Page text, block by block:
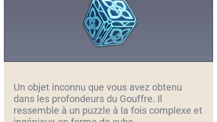
Un objet inconnu que vous avez obtenu
dans les profondeurs du Gouffre. Il
ressemble à un puzzle à la fois complexe et